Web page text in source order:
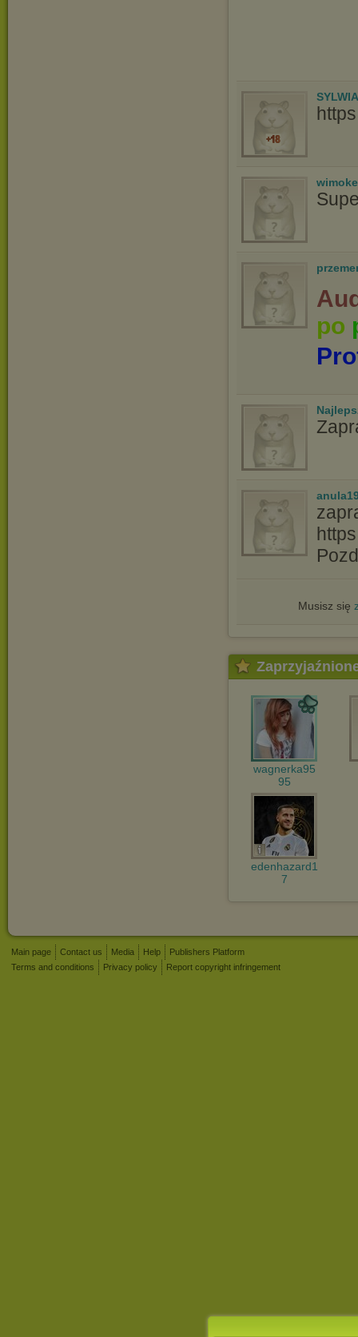
po
Musisz się
wagnerka95
95
edenhazard1
7
Main page Contact us Media Help
Publishers Platform
Terms and conditions
Privacy policy Report copyright infringement